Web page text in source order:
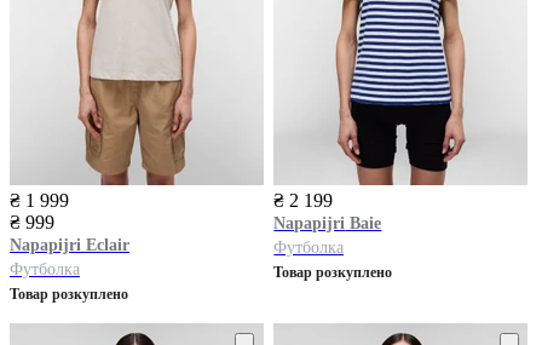
₴ 1 999
₴ 999
Napapijri Eclair
Футболка
Товар розкуплено
₴ 2 199
Napapijri Baie
Футболка
Товар розкуплено